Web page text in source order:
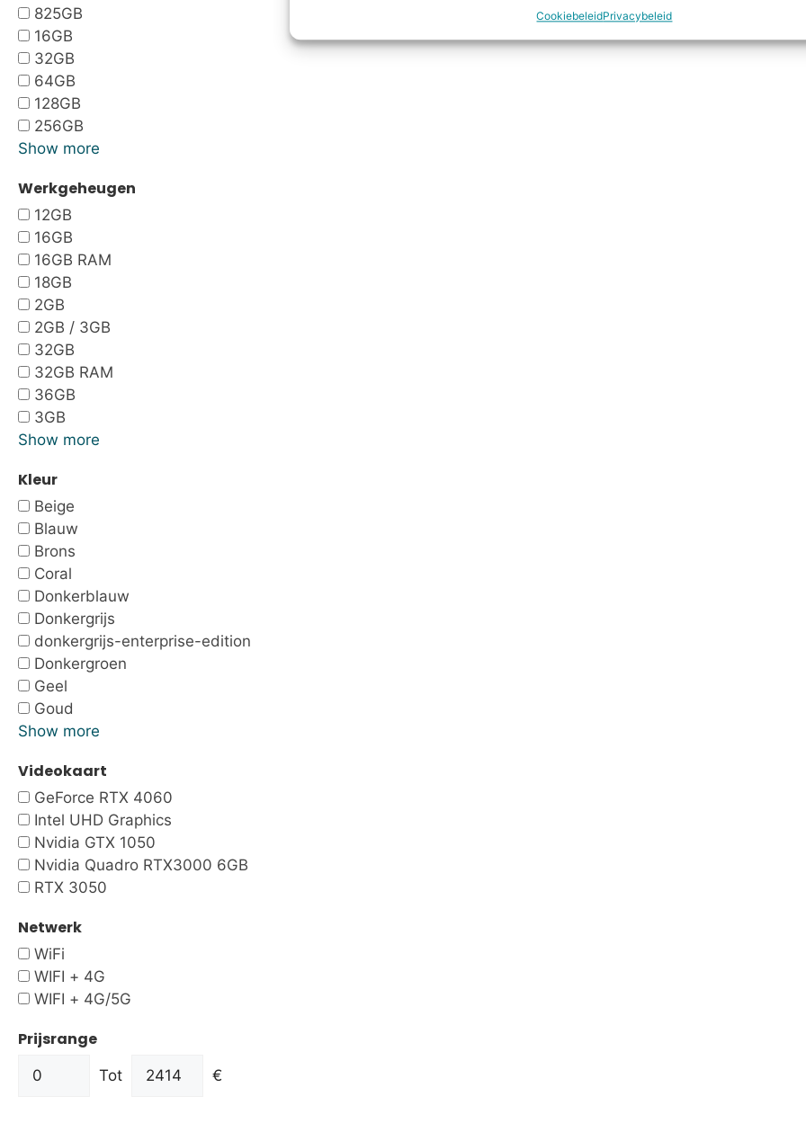
CookiebeleidPrivacybeleid
825GB
16GB
32GB
64GB
128GB
256GB
Show more
Werkgeheugen
12GB
16GB
16GB RAM
18GB
2GB
2GB / 3GB
32GB
32GB RAM
36GB
3GB
Show more
Kleur
Beige
Blauw
Brons
Coral
Donkerblauw
Donkergrijs
donkergrijs-enterprise-edition
Donkergroen
Geel
Goud
Show more
Videokaart
GeForce RTX 4060
Intel UHD Graphics
Nvidia GTX 1050
Nvidia Quadro RTX3000 6GB
RTX 3050
Netwerk
WiFi
WIFI + 4G
WIFI + 4G/5G
Prijsrange
Tot €